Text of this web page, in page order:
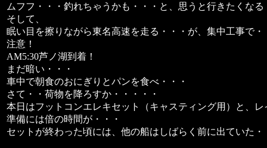
ムフフ・・・釣れちゃうかも・・・と、思うと行きたくな
そして、
眠い目を擦りながら東名高速を走る・・・が、集中工事で
注意！
AM5:30芦ノ湖到着！
まだ暗い・・・
車中で朝食のおにぎりとパンを食べ・・・
さて・・荷物を降ろすか・・・・・
本日はフットコンエレキセット（キャスティング用）と、
準備には倍の時間が・・・
セットが終わった頃には、他の船はしばらく前に出ていた・